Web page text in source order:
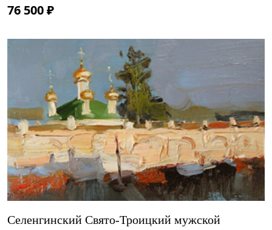
76 500 ₽
Селенгинский Свято-Троицкий мужской